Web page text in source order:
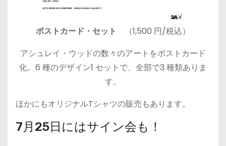
ポストカード・セット
（1,500 円/税込）
アシュレイ・ウッドの数々のアートをポストカード
化。6 種のデザイン1 セットで、全部で3 種類ありま
す。
ほかにもオリジナルTシャツの販売もあります。
7月25日にはサイン会も！